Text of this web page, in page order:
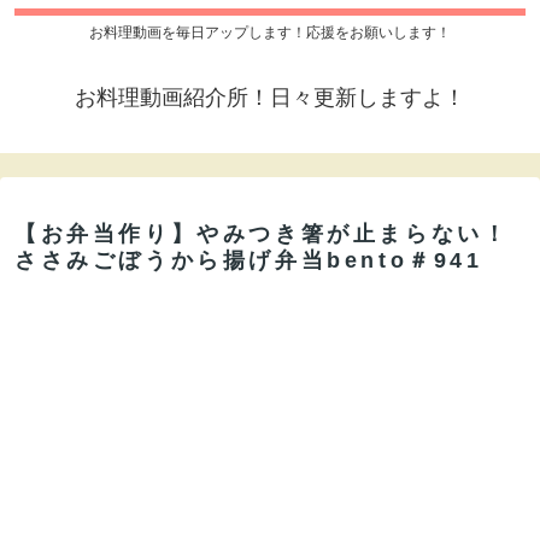
お料理動画を毎日アップします！応援をお願いします！
お料理動画紹介所！日々更新しますよ！
【お弁当作り】やみつき箸が止まらない！
ささみごぼうから揚げ弁当bento＃941